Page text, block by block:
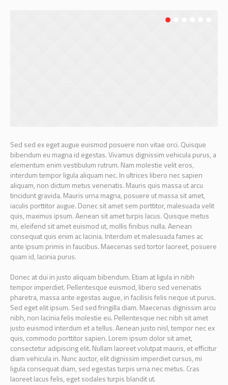
Sed sed ex eget augue euismod posuere non vitae orci. Quisque
bibendum eu magna id egestas. Vivamus dignissim vehicula purus, a
elementum enim vestibulum rutrum. Nam molestie velit eros,
interdum tempor ligula aliquam nec. In ultrices libero nec sapien
aliquam, non dictum metus venenatis. Mauris quis massa ut arcu
tincidunt gravida. Mauris urna magna, posuere ut massa sit amet,
iaculis porttitor augue. Donec sit amet sem porttitor, malesuada velit
quis, maximus ipsum. Aenean sit amet turpis lacus. Quisque metus
mi, eleifend sit amet euismod ut, mollis finibus nulla. Aenean
consequat quis enim ac lacinia. Interdum et malesuada fames ac
ante ipsum primis in faucibus. Maecenas sed tortor laoreet, posuere
quam id, lacinia purus.
Donec at dui in justo aliquam bibendum. Etiam at ligula in nibh
tempor imperdiet. Pellentesque euismod, libero sed venenatis
pharetra, massa ante egestas augue, in facilisis felis neque ut purus.
Sed eget elit ipsum. Sed sed fringilla diam. Maecenas dignissim arcu
nibh, non lacinia felis molestie eu. Pellentesque nec nibh sit amet
justo euismod interdum et a tellus. Aenean justo nisl, tempor nec ex
quis, commodo porttitor sapien. Lorem ipsum dolor sit amet,
consectetur adipiscing elit. Nullam laoreet volutpat mauris, et efficitur
diam vehicula in. Nunc auctor, elit dignissim imperdiet cursus, mi
ligula consequat diam, sed egestas turpis urna nec metus. Cras
laoreet lacus felis, eget sodales turpis blandit ut.